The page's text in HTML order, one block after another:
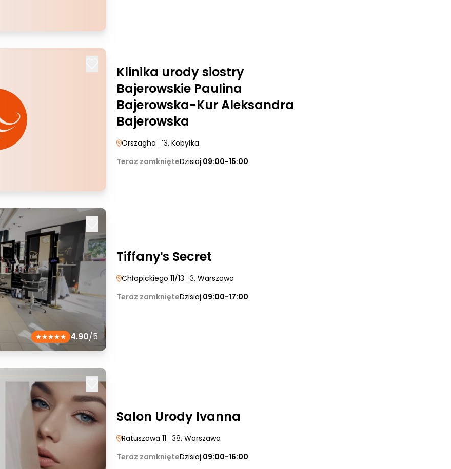
Klinika urody siostry
Bajerowskie Paulina
Bajerowska-Kur Aleksandra
Bajerowska
Orszagha | 13, Kobyłka
Teraz zamknięteDzisiaj:09:00-15:00
4.90/5
Tiffanyˈs Secret
Chłopickiego 11/13 | 3, Warszawa
Teraz zamknięteDzisiaj:09:00-17:00
Salon Urody Ivanna
Ratuszowa 11 | 38, Warszawa
Teraz zamknięteDzisiaj:09:00-16:00